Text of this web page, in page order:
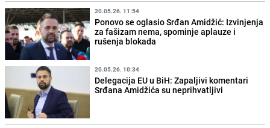
20.05.26. 11:54
Ponovo se oglasio Srđan Amidžić: Izvinjenja
za fašizam nema, spominje aplauze i
rušenja blokada
20.05.26. 10:34
Delegacija EU u BiH: Zapaljivi komentari
Srđana Amidžića su neprihvatljivi